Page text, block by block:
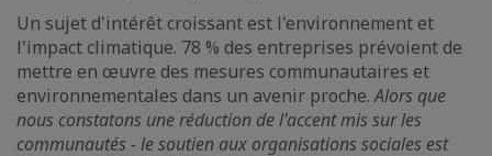
Un sujet d'intérêt croissant est l'environnement et
l'impact climatique. 78 % des entreprises prévoient de
mettre en œuvre des mesures communautaires et
environnementales dans un avenir proche.Alors que
nous constatons une réduction de l'accent mis sur les
communautés - le soutien aux organisations sociales est